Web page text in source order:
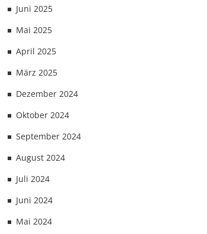
Juni 2025
Mai 2025
April 2025
März 2025
Dezember 2024
Oktober 2024
September 2024
August 2024
Juli 2024
Juni 2024
Mai 2024